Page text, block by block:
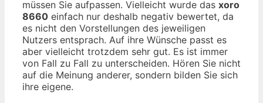
müssen Sie aufpassen. Vielleicht wurde das xoro
8660 einfach nur deshalb negativ bewertet, da
es nicht den Vorstellungen des jeweiligen
Nutzers entsprach. Auf ihre Wünsche passt es
aber vielleicht trotzdem sehr gut. Es ist immer
von Fall zu Fall zu unterscheiden. Hören Sie nicht
auf die Meinung anderer, sondern bilden Sie sich
ihre eigene.